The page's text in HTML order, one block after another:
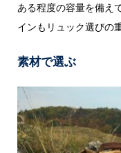
ある程度の容量を備え
インもリュック選びの
素材で選ぶ